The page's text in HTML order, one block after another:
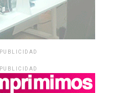
PUBLICIDAD
PUBLICIDAD